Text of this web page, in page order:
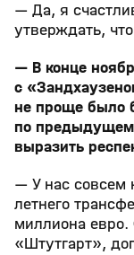
— Да, я
утверждать,
— В конце
с
не проще было
по
выразить
— У нас совсем
летнего
миллиона
«Штутгарт»,